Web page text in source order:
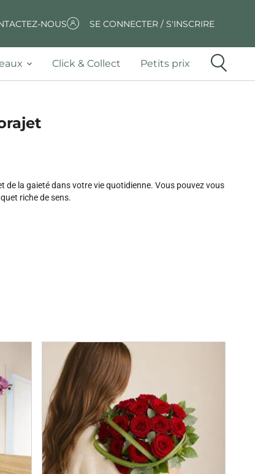
NOUS SE CONNECTER / S'INSCRIRE
Click & Collect Petits prix
la gaieté dans votre vie quotidienne. Vous pouvez vous
riche de sens.